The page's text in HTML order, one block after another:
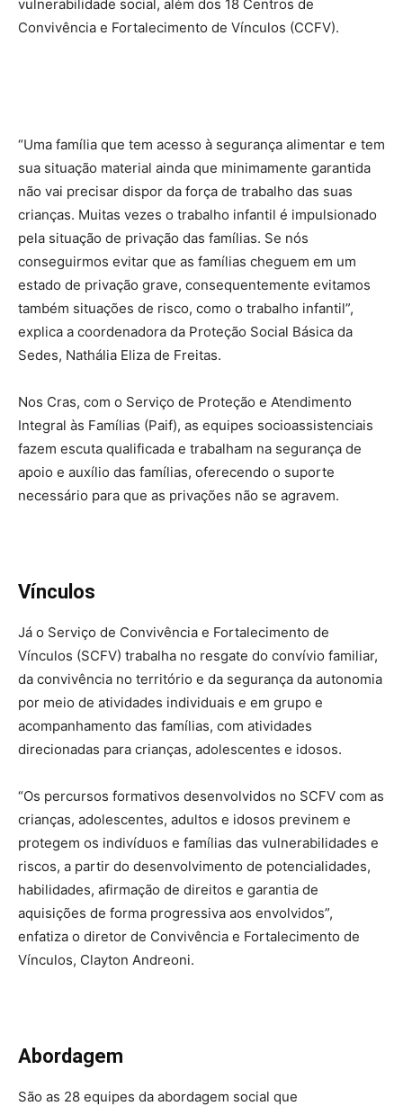
vulnerabilidade social, além dos 18 Centros de
Convivência e Fortalecimento de Vínculos (CCFV).
“Uma família que tem acesso à segurança alimentar e tem
sua situação material ainda que minimamente garantida
não vai precisar dispor da força de trabalho das suas
crianças. Muitas vezes o trabalho infantil é impulsionado
pela situação de privação das famílias. Se nós
conseguirmos evitar que as famílias cheguem em um
estado de privação grave, consequentemente evitamos
também situações de risco, como o trabalho infantil”,
explica a coordenadora da Proteção Social Básica da
Sedes, Nathália Eliza de Freitas.
Nos Cras, com o Serviço de Proteção e Atendimento
Integral às Famílias (Paif), as equipes socioassistenciais
fazem escuta qualificada e trabalham na segurança de
apoio e auxílio das famílias, oferecendo o suporte
necessário para que as privações não se agravem.
Vínculos
Já o Serviço de Convivência e Fortalecimento de
Vínculos (SCFV) trabalha no resgate do convívio familiar,
da convivência no território e da segurança da autonomia
por meio de atividades individuais e em grupo e
acompanhamento das famílias, com atividades
direcionadas para crianças, adolescentes e idosos.
“Os percursos formativos desenvolvidos no SCFV com as
crianças, adolescentes, adultos e idosos previnem e
protegem os indivíduos e famílias das vulnerabilidades e
riscos, a partir do desenvolvimento de potencialidades,
habilidades, afirmação de direitos e garantia de
aquisições de forma progressiva aos envolvidos”,
enfatiza o diretor de Convivência e Fortalecimento de
Vínculos, Clayton Andreoni.
Abordagem
São as 28 equipes da abordagem social que